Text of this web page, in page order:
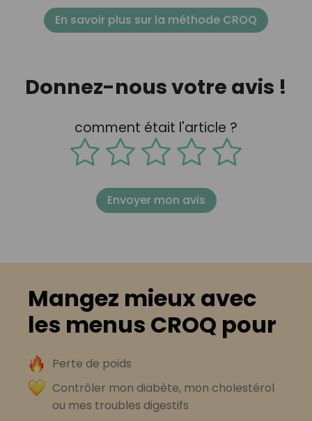
En savoir plus sur la méthode CROQ
Donnez-nous votre avis !
comment était l'article ?
Envoyer mon avis
Mangez mieux avec
les menus CROQ pour
Perte de poids
Contrôler mon diabète, mon cholestérol
ou mes troubles digestifs